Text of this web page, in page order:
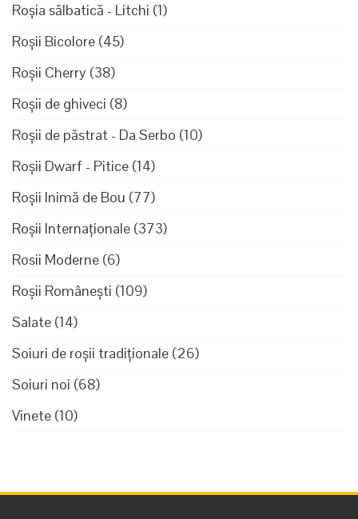
Roșia sălbatică - Litchi (1)
Roșii Bicolore (45)
Roșii Cherry (38)
Roșii de ghiveci (8)
Roșii de păstrat - Da Serbo (10)
Roșii Dwarf - Pitice (14)
Roșii Inimă de Bou (77)
Roșii Internaționale (373)
Rosii Moderne (6)
Roșii Românești (109)
Salate (14)
Soiuri de roșii tradiționale (26)
Soiuri noi (68)
Vinete (10)